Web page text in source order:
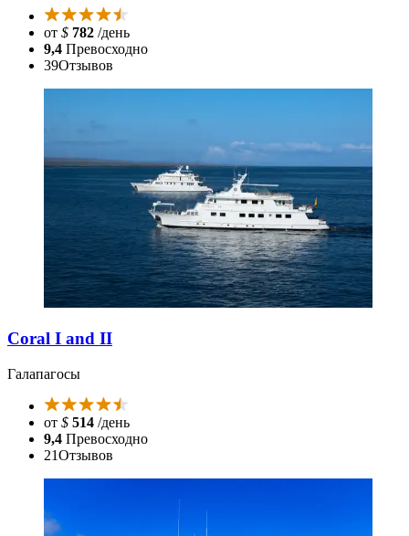
от $ 782 /день
9,4 Превосходно
39Отзывов
Coral I and II
Галапагосы
от $ 514 /день
9,4 Превосходно
21Отзывов